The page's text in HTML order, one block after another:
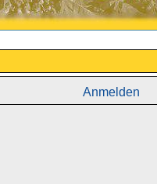
Anmelden